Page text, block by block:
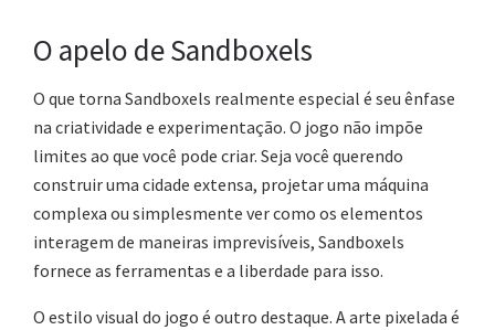
O apelo de Sandboxels
O que torna Sandboxels realmente especial é seu ênfase
na criatividade e experimentação. O jogo não impõe
limites ao que você pode criar. Seja você querendo
construir uma cidade extensa, projetar uma máquina
complexa ou simplesmente ver como os elementos
interagem de maneiras imprevisíveis, Sandboxels
fornece as ferramentas e a liberdade para isso.
O estilo visual do jogo é outro destaque. A arte pixelada é